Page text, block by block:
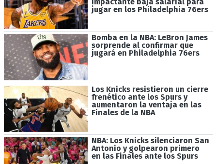
jugar en los Philadelphia 76ers
Bomba en la NBA: LeBron James
sorprende al confirmar que
jugará en Philadelphia 76ers
Los Knicks resistieron un cierre
frenético ante los Spurs y
aumentaron la ventaja en las
Finales de la NBA
NBA: Los Knicks silenciaron San
Antonio y golpearon primero
en las Finales ante los Spurs